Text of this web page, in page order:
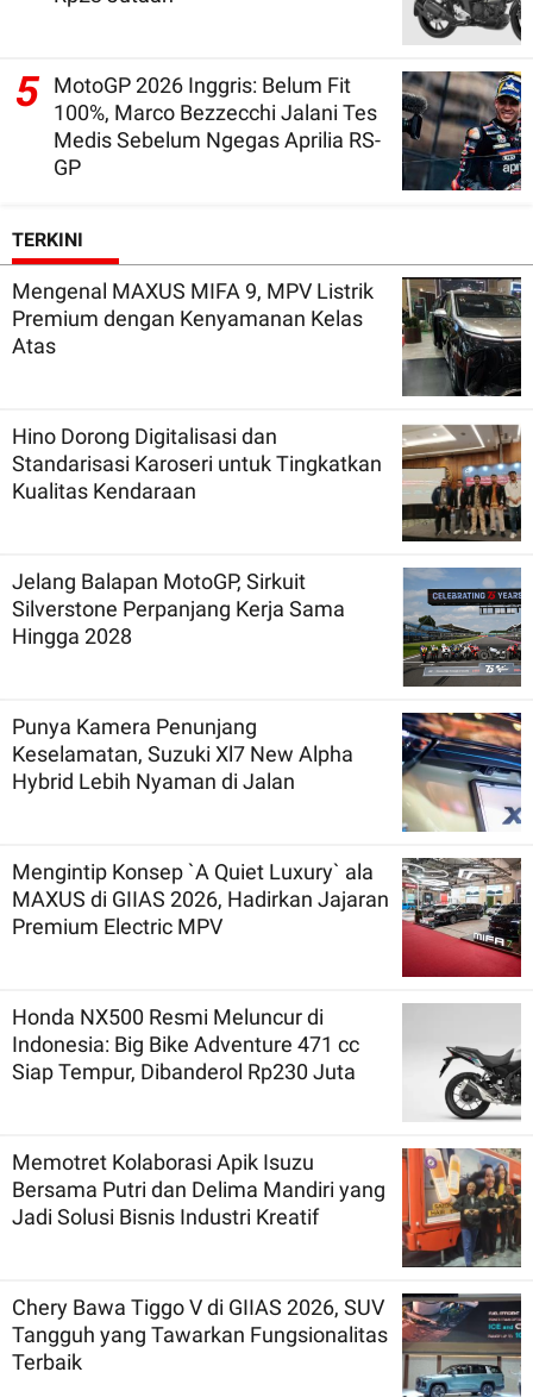
5 MotoGP 2026 Inggris: Belum Fit
100%, Marco Bezzecchi Jalani Tes
Medis Sebelum Ngegas Aprilia RS-
GP
TERKINI
Mengenal MAXUS MIFA 9, MPV Listrik
Premium dengan Kenyamanan Kelas
Atas
Hino Dorong Digitalisasi dan
Standarisasi Karoseri untuk Tingkatkan
Kualitas Kendaraan
Jelang Balapan MotoGP, Sirkuit
Silverstone Perpanjang Kerja Sama
Hingga 2028
Punya Kamera Penunjang
Keselamatan, Suzuki Xl7 New Alpha
Hybrid Lebih Nyaman di Jalan
Mengintip Konsep `A Quiet Luxury` ala
MAXUS di GIIAS 2026, Hadirkan Jajaran
Premium Electric MPV
Honda NX500 Resmi Meluncur di
Indonesia: Big Bike Adventure 471 cc
Siap Tempur, Dibanderol Rp230 Juta
Memotret Kolaborasi Apik Isuzu
Bersama Putri dan Delima Mandiri yang
Jadi Solusi Bisnis Industri Kreatif
Chery Bawa Tiggo V di GIIAS 2026, SUV
Tangguh yang Tawarkan Fungsionalitas
Terbaik